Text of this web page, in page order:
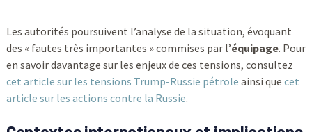
Les autorités poursuivent l’analyse de la situation, évoquant
des « fautes très importantes » commises par l’équipage. Pour
en savoir davantage sur les enjeux de ces tensions, consultez
cet article sur les tensions Trump-Russie pétrole ainsi que cet
article sur les actions contre la Russie.